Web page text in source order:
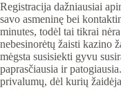
Registracija dažniausiai
savo asmeninę bei
minutes, todėl tai tikrai
nebesinorėtų žaisti kazino
mėgsta susisiekti gyvu
paprasčiausia ir
privalumų, dėl kurių